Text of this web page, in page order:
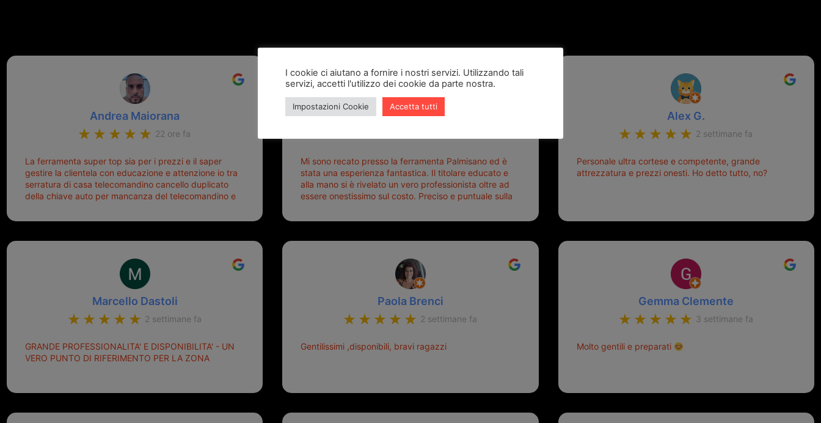
Andrea Maiorana
22 ore fa
La ferramenta super top sia per i prezzi e il saper
gestire la clientela con educazione e attenzione io tra
serratura di casa telecomandino cancello duplicato
della chiave auto per mancanza del telecomandino e
meglio ferramenta de ostia e poi il prorietario il signor
ugo burubu
Mi sono recato presso la ferramenta Palmisano ed è
stata una esperienza fantastica. Il titolare educato e
alla mano si è rivelato un vero professionista oltre ad
essere onestissimo sul costo. Preciso e puntuale sulla
Alex G.
2 settimane fa
Personale ultra cortese e competente, grande
attrezzatura e prezzi onesti. Ho detto tutto, no?
Marcello Dastoli
2 settimane fa
GRANDE PROFESSIONALITA' E DISPONIBILITA' - UN
VERO PUNTO DI RIFERIMENTO PER LA ZONA
Paola Brenci
2 settimane fa
Gentilissimi ,disponibili, bravi ragazzi
Gemma Clemente
3 settimane fa
Molto gentili e preparati
I cookie ci aiutano a fornire i nostri servizi. Utilizzando tali
servizi, accetti l'utilizzo dei cookie da parte nostra.
Impostazioni Cookie Accetta tutti